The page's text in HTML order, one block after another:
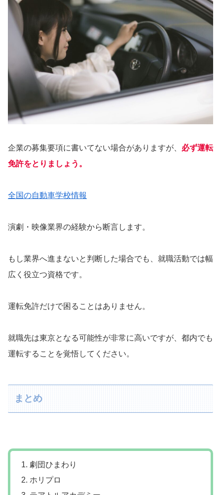
企業の募集要項に書いてない場合がありますが、 必ず運転
免許をとりましょう。
全国の自動車学校情報
演劇・映像業界の経験から断言します。
もし業界へ進まないと判断した場合でも、就職活動では幅
広く役立つ資格です。
運転免許だけで困ることはありません。
就職先は東京となる可能性が非常に高いですが、都内でも
運転することを覚悟してください。
まとめ
劇団ひまわり
ホリプロ